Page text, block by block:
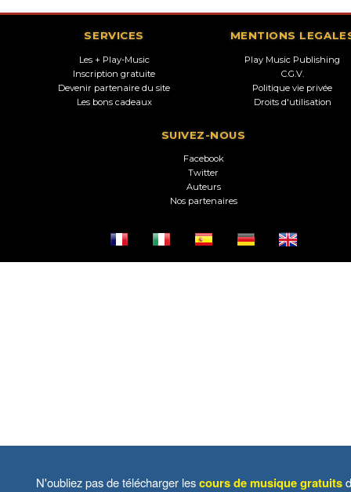
SERVICES
Les + Play-Music
Inscription gratuite
Devenir partenaire du site
Les bons cadeaux
MENTIONS
Play Music Publishing
C.G.V.
Politique vie privée
Droits d'utilisation
SUIVEZ-NOUS
Facebook
Twitter
Auteurs
Nos partenaires
N'oubliez pas de télécharger lescours de musique gratuits